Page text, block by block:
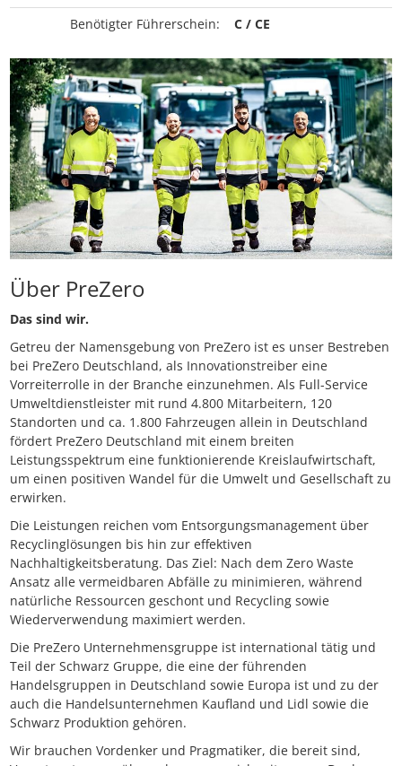
Benötigter Führerschein:
C / CE
Über PreZero
Das sind wir.
Getreu der Namensgebung von PreZero ist es unser Bestreben
bei PreZero Deutschland, als Innovationstreiber eine
Vorreiterrolle in der Branche einzunehmen. Als Full-Service
Umweltdienstleister mit rund 4.800 Mitarbeitern, 120
Standorten und ca. 1.800 Fahrzeugen allein in Deutschland
fördert PreZero Deutschland mit einem breiten
Leistungsspektrum eine funktionierende Kreislaufwirtschaft,
um einen positiven Wandel für die Umwelt und Gesellschaft zu
erwirken.
Die Leistungen reichen vom Entsorgungsmanagement über
Recyclinglösungen bis hin zur effektiven
Nachhaltigkeitsberatung. Das Ziel: Nach dem Zero Waste
Ansatz alle vermeidbaren Abfälle zu minimieren, während
natürliche Ressourcen geschont und Recycling sowie
Wiederverwendung maximiert werden.
Die PreZero Unternehmensgruppe ist international tätig und
Teil der Schwarz Gruppe, die eine der führenden
Handelsgruppen in Deutschland sowie Europa ist und zu der
auch die Handelsunternehmen Kaufland und Lidl sowie die
Schwarz Produktion gehören.
Wir brauchen Vordenker und Pragmatiker, die bereit sind,